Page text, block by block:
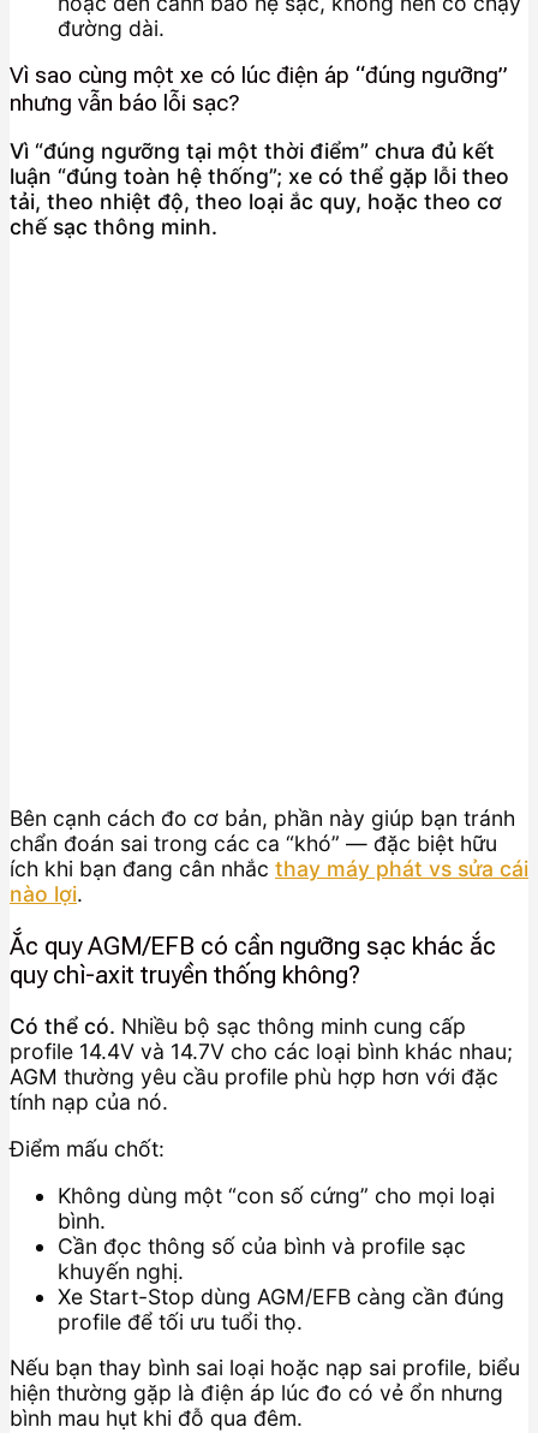
đường dài.
Vì sao cùng một xe có lúc điện áp “đúng ngưỡng”
nhưng vẫn báo lỗi sạc?
Vì “đúng ngưỡng tại một thời điểm” chưa đủ kết
luận “đúng toàn hệ thống”; xe có thể gặp lỗi theo
tải, theo nhiệt độ, theo loại ắc quy, hoặc theo cơ
chế sạc thông minh.
Bên cạnh cách đo cơ bản, phần này giúp bạn tránh
chẩn đoán sai trong các ca “khó” — đặc biệt hữu
ích khi bạn đang cân nhắc thay máy phát vs sửa cái
nào lợi.
Ắc quy AGM/EFB có cần ngưỡng sạc khác ắc
quy chì-axit truyền thống không?
Có thể có. Nhiều bộ sạc thông minh cung cấp
profile 14.4V và 14.7V cho các loại bình khác nhau;
AGM thường yêu cầu profile phù hợp hơn với đặc
tính nạp của nó.
Điểm mấu chốt:
Không dùng một “con số cứng” cho mọi loại
bình.
Cần đọc thông số của bình và profile sạc
khuyến nghị.
Xe Start-Stop dùng AGM/EFB càng cần đúng
profile để tối ưu tuổi thọ.
Nếu bạn thay bình sai loại hoặc nạp sai profile, biểu
hiện thường gặp là điện áp lúc đo có vẻ ổn nhưng
bình mau hụt khi đỗ qua đêm.